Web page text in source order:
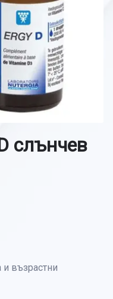
слънчев
възрастни